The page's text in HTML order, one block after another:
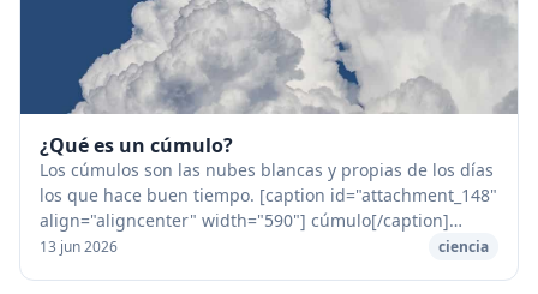
¿Qué es un cúmulo?
Los cúmulos son las nubes blancas y propias de los días
los que hace buen tiempo. [caption id="attachment_148"
align="aligncenter" width="590"] cúmulo[/caption]
Flotan en el cielo azul. Son muy distin...
13 jun 2026 ciencia